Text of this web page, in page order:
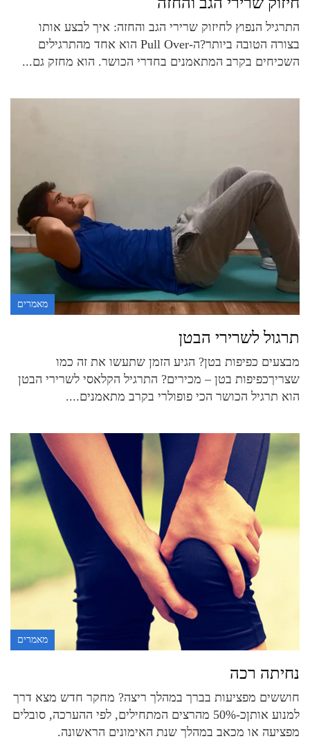
התרגיל הנפוץ לחיזוק שרירי הגב והחזה: איך לבצע אותו
בצורה הטובה ביותר?ה-Pull Over הוא אחד מהתרגילים
השכיחים בקרב המתאמנים בחדרי הכושר. הוא מחזק גם...
מאמרים
תרגול לשרירי הבטן
מבצעים כפיפות בטן? הגיע הזמן שתעשו את זה כמו
שצריךכפיפות בטן – מכירים? התרגיל הקלאסי לשרירי הבטן
הוא תרגיל הכושר הכי פופולרי בקרב מתאמנים....
מאמרים
נחיתה רכה
חוששים מפציעות בברך במהלך ריצה? מחקר חדש מצא דרך
למנוע אותןכ-50% מהרצים המתחילים, לפי ההערכה, סובלים
מפציעה או מכאב במהלך שנת האימונים הראשונה.